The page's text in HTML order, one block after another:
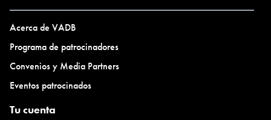
Acerca de VADB
Programa de patrocinadores
Convenios y Media Partners
Eventos patrocinados
Tu cuenta